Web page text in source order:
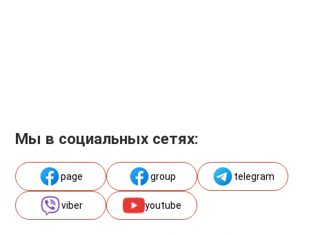
Мы в социальных сетях:
page group telegram
viber youtube